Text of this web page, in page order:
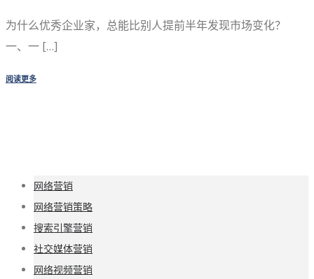
为什么优秀企业家，总能比别人提前半年发现市场变化？
一、一 […]
阅读更多
网络营销
网络营销策略
搜索引擎营销
社交媒体营销
网络视频营销